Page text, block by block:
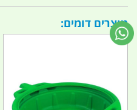
מוצרים דומים: